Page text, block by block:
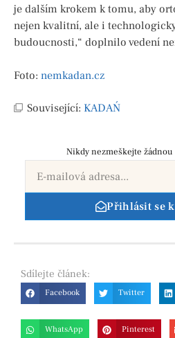
je dalším krokem k tomu, aby
nejen kvalitní, ale i
budoucnosti,“ doplnilo vedení
Foto: nemkadan.cz
Související: KADAŃ
Nikdy nezmeškejte
Přihlásit se
Sdílejte článek:
Facebook Twitter
WhatsApp Pinterest